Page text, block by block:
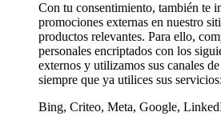
Con tu consentimiento, también te
promociones externas en nuestro
productos relevantes. Para ello,
personales encriptados con los
externos y utilizamos sus canales
siempre que ya utilices sus servicios:
Bing, Criteo, Meta, Google,